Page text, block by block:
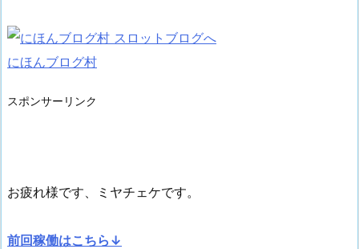
にほんブログ村
スポンサーリンク
お疲れ様です、ミヤチェケです。
前回稼働はこちら↓